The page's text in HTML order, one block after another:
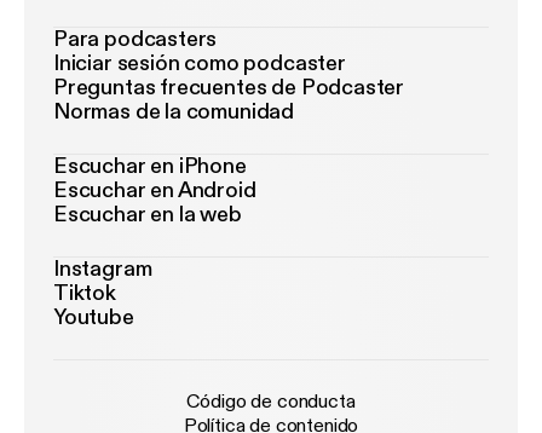
Para podcasters
Iniciar sesión como podcaster
Preguntas frecuentes de Podcaster
Normas de la comunidad
Escuchar en iPhone
Escuchar en Android
Escuchar en la web
Instagram
Tiktok
Youtube
Código de conducta
Política de contenido